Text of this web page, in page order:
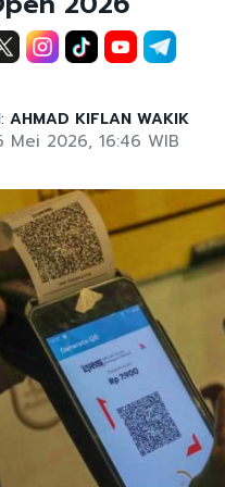
AHMAD KIFLAN WAKIK
Mei 2026, 16:46 WIB